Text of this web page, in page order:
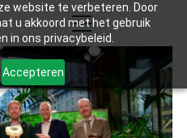
website te verbeteren. Door
u akkoord met het gebruik
in ons privacybeleid.
Accepteren